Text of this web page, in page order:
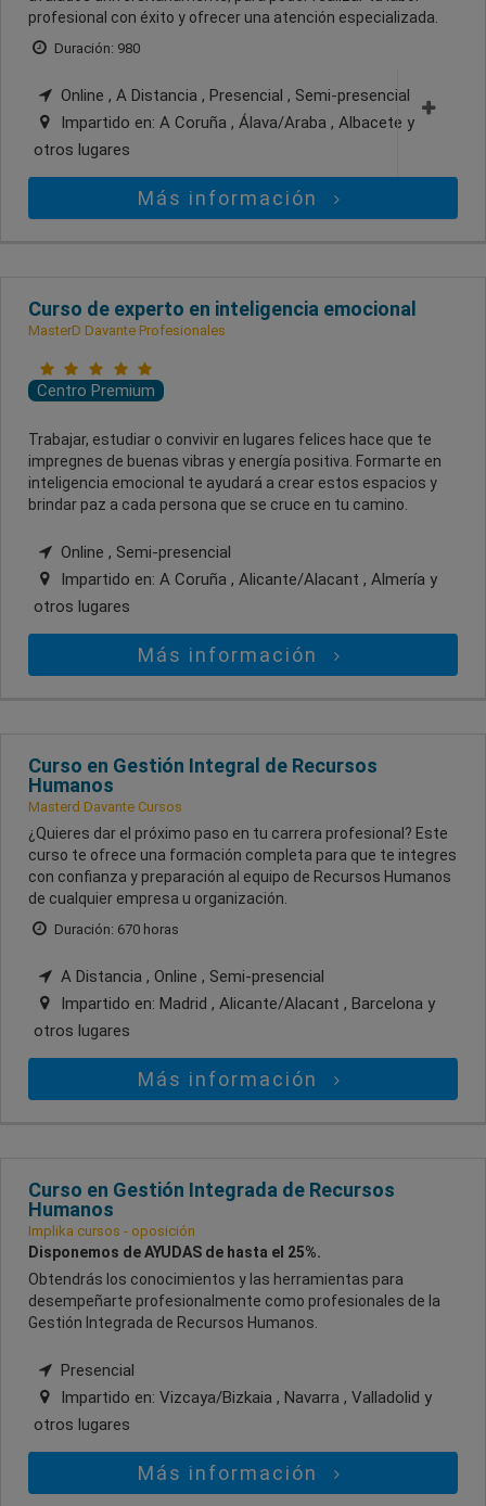
profesional con éxito y ofrecer una atención especializada.
Duración: 980
Online , A Distancia , Presencial , Semi-presencial
Impartido en: A Coruña , Álava/Araba , Albacete y
otros lugares
Más información
Curso de experto en inteligencia emocional
MasterD Davante Profesionales
Centro Premium
Trabajar, estudiar o convivir en lugares felices hace que te
impregnes de buenas vibras y energía positiva. Formarte en
inteligencia emocional te ayudará a crear estos espacios y
brindar paz a cada persona que se cruce en tu camino.
Online , Semi-presencial
Impartido en: A Coruña , Alicante/Alacant , Almería y
otros lugares
Más información
Curso en Gestión Integral de Recursos
Humanos
Masterd Davante Cursos
¿Quieres dar el próximo paso en tu carrera profesional? Este
curso te ofrece una formación completa para que te integres
con confianza y preparación al equipo de Recursos Humanos
de cualquier empresa u organización.
Duración: 670 horas
A Distancia , Online , Semi-presencial
Impartido en: Madrid , Alicante/Alacant , Barcelona y
otros lugares
Más información
Curso en Gestión Integrada de Recursos
Humanos
Implika cursos - oposición
Disponemos de AYUDAS de hasta el 25%.
Obtendrás los conocimientos y las herramientas para
desempeñarte profesionalmente como profesionales de la
Gestión Integrada de Recursos Humanos.
Presencial
Impartido en: Vizcaya/Bizkaia , Navarra , Valladolid y
otros lugares
Más información